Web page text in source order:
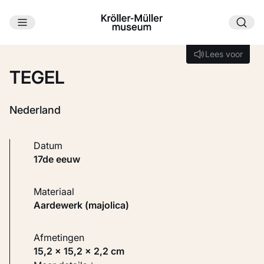
Ga naar hoofdinhoud
Lees voor
Lees voor
TEGEL
Nederland
Datum
17de eeuw
Materiaal
Aardewerk (majolica)
Afmetingen
15,2 × 15,2 × 2,2 cm